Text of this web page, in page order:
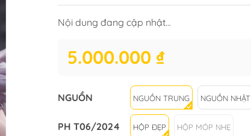
Nội dung đang cập nhật...
5.000.000 ₫
NGUỒN NGUỒN TRUNG NGUỒN NHẬT
PH T06/2024 HỘP ĐẸP HỘP MÓP NHẸ